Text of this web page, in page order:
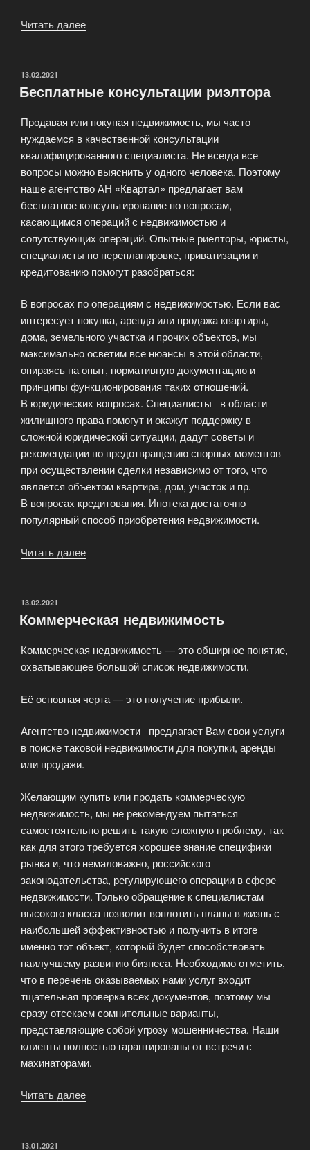
Читать далее
недвижимость?»
ОПУБЛИКОВАНО
13.02.2021
Бесплатные консультации риэлтора
Продавая или покупая недвижимость, мы часто
нуждаемся в качественной консультации
квалифицированного специалиста. Не всегда все
вопросы можно выяснить у одного человека. Поэтому
наше агентство АН «Квартал» предлагает вам
бесплатное консультирование по вопросам,
касающимся операций с недвижимостью и
сопутствующих операций. Опытные риелторы, юристы,
специалисты по перепланировке, приватизации и
кредитованию помогут разобраться:
В вопросах по операциям с недвижимостью. Если вас
интересует покупка, аренда или продажа квартиры,
дома, земельного участка и прочих объектов, мы
максимально осветим все нюансы в этой области,
опираясь на опыт, нормативную документацию и
принципы функционирования таких отношений.
В юридических вопросах. Специалисты в области
жилищного права помогут и окажут поддержку в
сложной юридической ситуации, дадут советы и
рекомендации по предотвращению спорных моментов
при осуществлении сделки независимо от того, что
является объектом квартира, дом, участок и пр.
В вопросах кредитования. Ипотека достаточно
популярный способ приобретения недвижимости.
Читать далее
ОПУБЛИКОВАНО
13.02.2021
Коммерческая недвижимость
Коммерческая недвижимость — это обширное понятие,
охватывающее большой список недвижимости.
Её основная черта — это получение прибыли.
Агентство недвижимости предлагает Вам свои услуги
в поиске таковой недвижимости для покупки, аренды
или продажи.
Желающим купить или продать коммерческую
недвижимость, мы не рекомендуем пытаться
самостоятельно решить такую сложную проблему, так
как для этого требуется хорошее знание специфики
рынка и, что немаловажно, российского
законодательства, регулирующего операции в сфере
недвижимости. Только обращение к специалистам
высокого класса позволит воплотить планы в жизнь с
наибольшей эффективностью и получить в итоге
именно тот объект, который будет способствовать
наилучшему развитию бизнеса. Необходимо отметить,
что в перечень оказываемых нами услуг входит
тщательная проверка всех документов, поэтому мы
сразу отсекаем сомнительные варианты,
представляющие собой угрозу мошенничества. Наши
клиенты полностью гарантированы от встречи с
махинаторами.
Читать далее
ОПУБЛИКОВАНО
13.01.2021